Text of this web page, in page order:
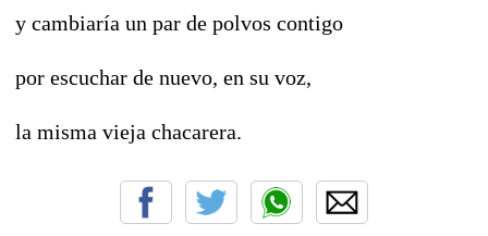
y cambiaría un par de polvos contigo
por escuchar de nuevo, en su voz,
la misma vieja chacarera.